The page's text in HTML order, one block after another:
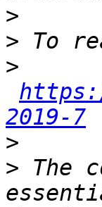
>
>
>
2019-7
>
> The